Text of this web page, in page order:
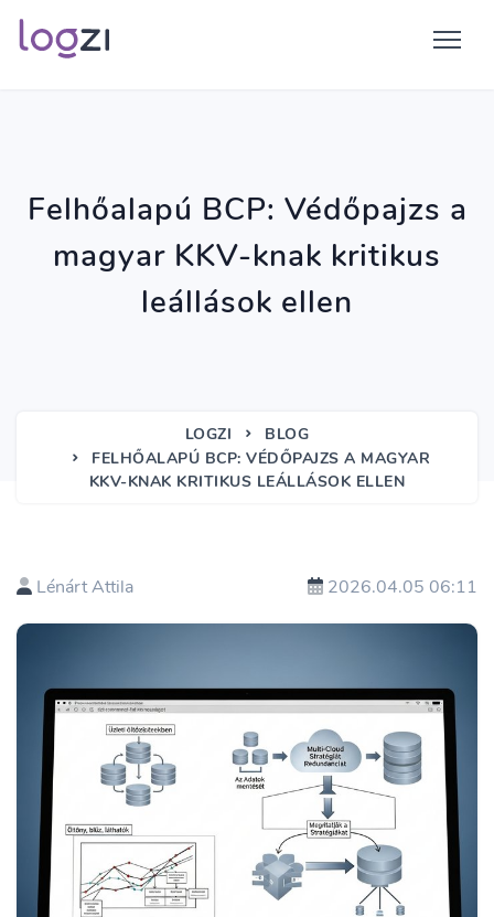
Felhőalapú BCP: Védőpajzs a
magyar KKV-knak kritikus
leállások ellen
LOGZI
BLOG
FELHŐALAPÚ BCP: VÉDŐPAJZS A MAGYAR
KKV-KNAK KRITIKUS LEÁLLÁSOK ELLEN
Lénárt Attila 2026.04.05 06:11